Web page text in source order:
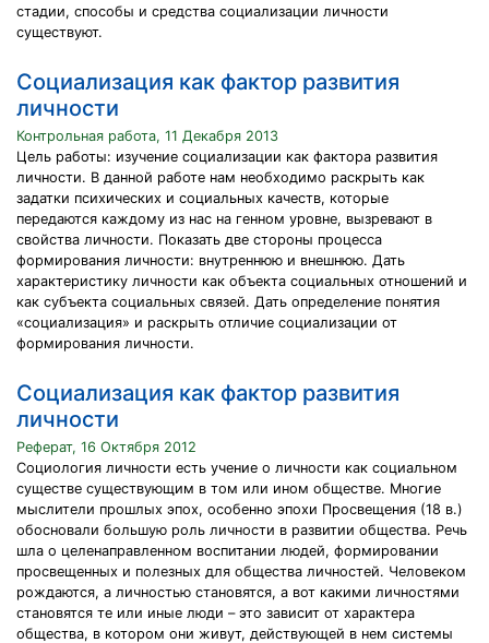
стадии, способы и средства социализации личности
существуют.
Социализация как фактор развития
личности
Контрольная работа, 11 Декабря 2013
Цель работы: изучение социализации как фактора развития
личности. В данной работе нам необходимо раскрыть как
задатки психических и социальных качеств, которые
передаются каждому из нас на генном уровне, вызревают в
свойства личности. Показать две стороны процесса
формирования личности: внутреннюю и внешнюю. Дать
характеристику личности как объекта социальных отношений и
как субъекта социальных связей. Дать определение понятия
«социализация» и раскрыть отличие социализации от
формирования личности.
Социализация как фактор развития
личности
Реферат, 16 Октября 2012
Социология личности есть учение о личности как социальном
существе существующим в том или ином обществе. Многие
мыслители прошлых эпох, особенно эпохи Просвещения (18 в.)
обосновали большую роль личности в развитии общества. Речь
шла о целенаправленном воспитании людей, формировании
просвещенных и полезных для общества личностей. Человеком
рождаются, а личностью становятся, а вот какими личностями
становятся те или иные люди – это зависит от характера
общества, в котором они живут, действующей в нем системы